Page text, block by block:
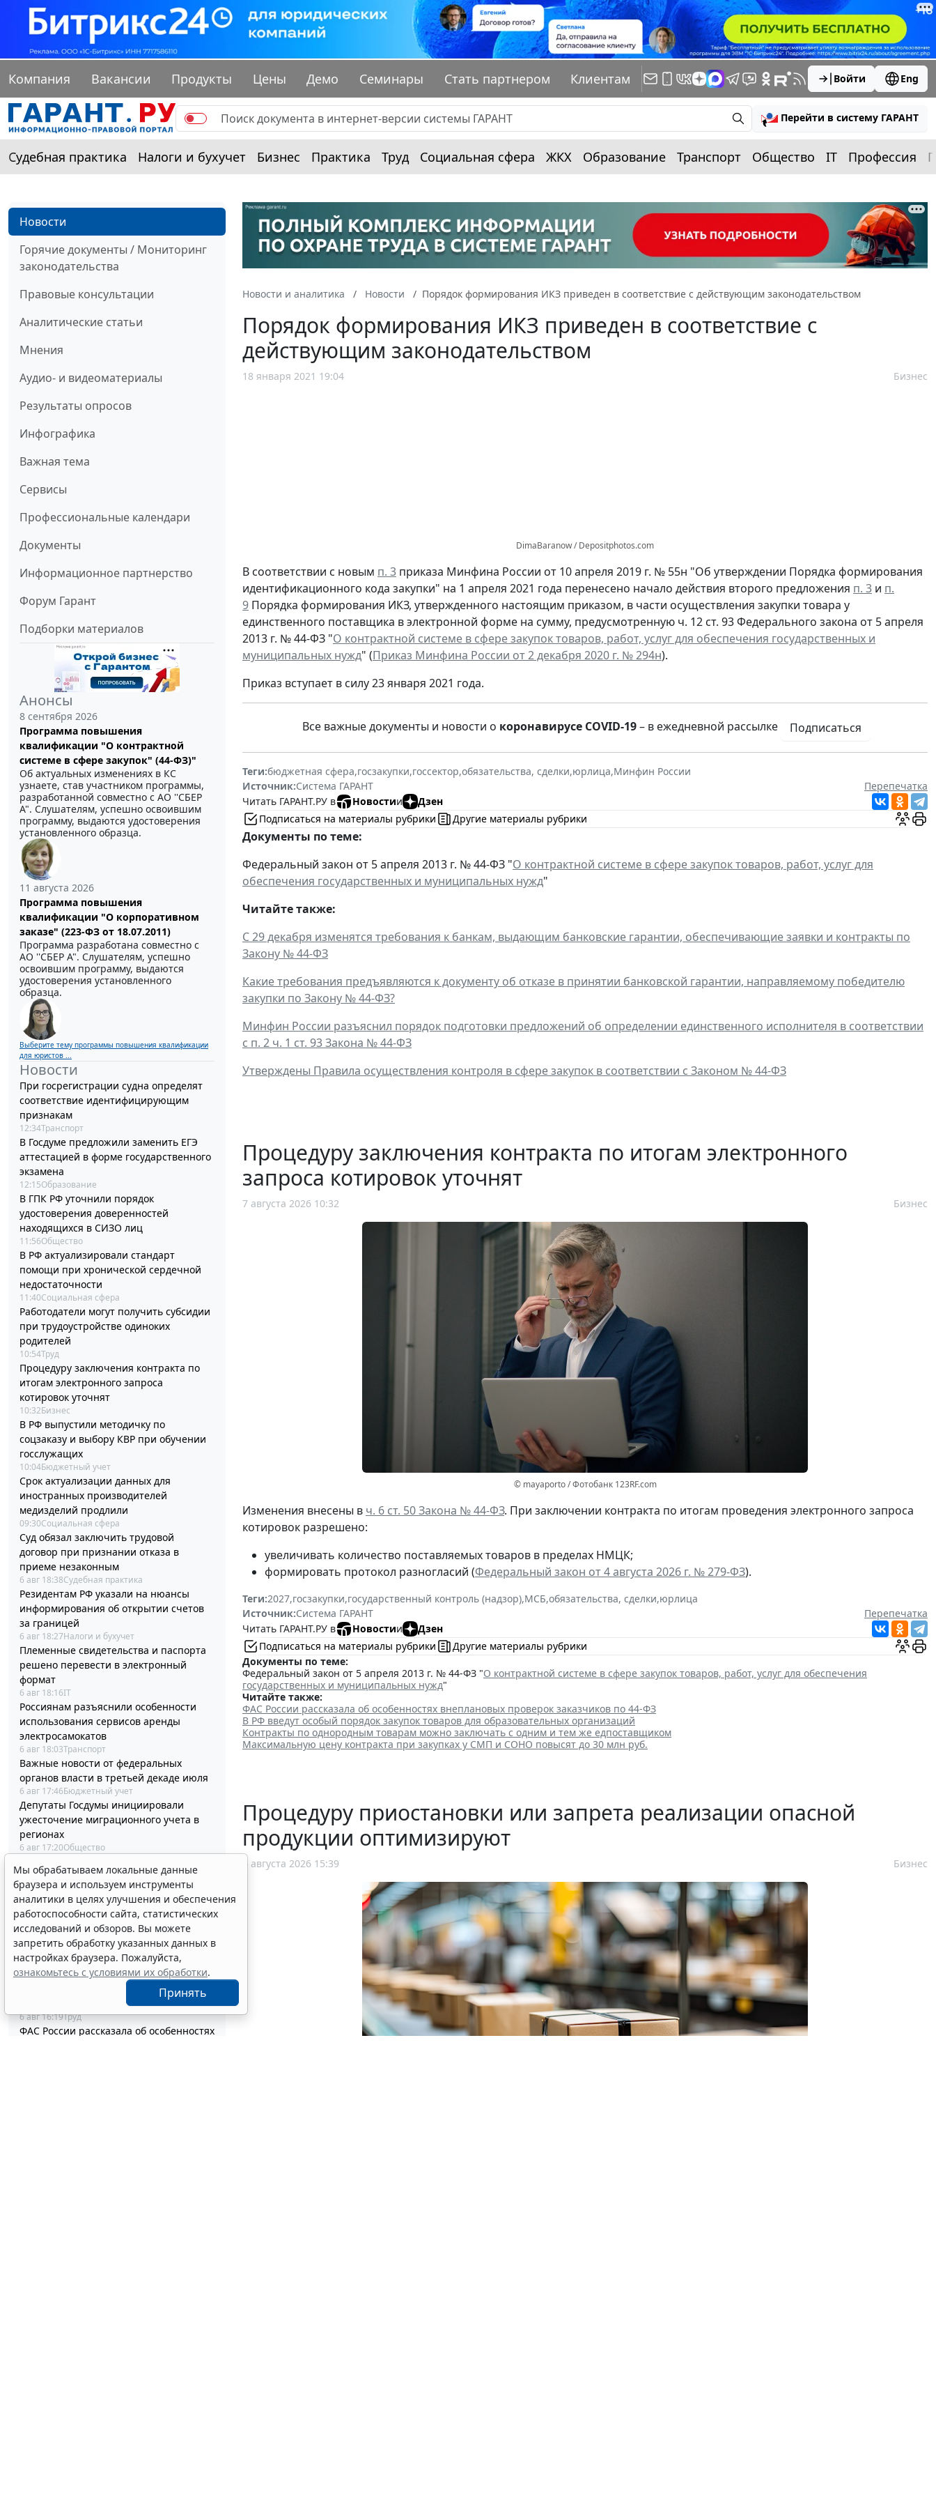
Компания Вакансии Продукты Цены Демо Семинары Стать партнером Клиентам Войти Eng
Перейти в систему ГАРАНТ
Судебная практика Налоги и бухучет Бизнес Практика Труд Социальная сфера ЖКХ Образование Транспорт Общество IT Профессия
Новости
Горячие документы / Мониторинг
законодательства
Правовые консультации
Аналитические статьи
Мнения
Аудио- и видеоматериалы
Результаты опросов
Инфографика
Важная тема
Сервисы
Профессиональные календари
Документы
Информационное партнерство
Форум Гарант
Подборки материалов
Анонсы
8 сентября 2026
Программа повышения
квалификации "О контрактной
системе в сфере закупок" (44-ФЗ)"
Об актуальных изменениях в КС
узнаете, став участником программы,
разработанной совместно с АО ''СБЕР
А". Слушателям, успешно освоившим
программу, выдаются удостоверения
установленного образца.
11 августа 2026
Программа повышения
квалификации "О корпоративном
заказе" (223-ФЗ от 18.07.2011)
Программа разработана совместно с
АО ''СБЕР А". Слушателям, успешно
освоившим программу, выдаются
удостоверения установленного
образца.
Выберите тему программы повышения квалификации
для юристов ...
Новости
При госрегистрации судна определят
соответствие идентифицирующим
признакам
12:34Транспорт
В Госдуме предложили заменить ЕГЭ
аттестацией в форме государственного
экзамена
12:15Образование
В ГПК РФ уточнили порядок
удостоверения доверенностей
находящихся в СИЗО лиц
11:56Общество
В РФ актуализировали стандарт
помощи при хронической сердечной
недостаточности
11:40Социальная сфера
Работодатели могут получить субсидии
при трудоустройстве одиноких
родителей
10:54Труд
Процедуру заключения контракта по
итогам электронного запроса
котировок уточнят
10:32Бизнес
В РФ выпустили методичку по
соцзаказу и выбору КВР при обучении
госслужащих
10:04Бюджетный учет
Срок актуализации данных для
иностранных производителей
медизделий продлили
09:30Социальная сфера
Суд обязал заключить трудовой
договор при признании отказа в
приеме незаконным
6 авг 18:38Судебная практика
Резидентам РФ указали на нюансы
информирования об открытии счетов
за границей
6 авг 18:27Налоги и бухучет
Племенные свидетельства и паспорта
решено перевести в электронный
формат
6 авг 18:16IT
Россиянам разъяснили особенности
использования сервисов аренды
электросамокатов
6 авг 18:03Транспорт
Важные новости от федеральных
органов власти в третьей декаде июля
6 авг 17:46Бюджетный учет
Депутаты Госдумы инициировали
ужесточение миграционного учета в
регионах
6 авг 17:20Общество
медпомощи при преждевременном
половом развитии
6 авг 17:02Социальная сфера
Выборочные рубки леса для
строительства рекреационных
объектов запретили
6 авг 16:41Общество
Сервис автоматического
аннулирования патентов за неуплату
6 авг 16:19Труд
ФАС России рассказала об особенностях
Новости и аналитика Новости Порядок формирования ИКЗ приведен в соответствие с действующим законодательством
Порядок формирования ИКЗ приведен в соответствие с
действующим законодательством
18 января 2021 19:04 Бизнес
DimaBaranow / Depositphotos.com
В соответствии с новым п. 3 приказа Минфина России от 10 апреля 2019 г. № 55н "Об утверждении Порядка формирования
идентификационного кода закупки" на 1 апреля 2021 года перенесено начало действия второго предложения п. 3 и п.
9 Порядка формирования ИКЗ, утвержденного настоящим приказом, в части осуществления закупки товара у
единственного поставщика в электронной форме на сумму, предусмотренную ч. 12 ст. 93 Федерального закона от 5 апреля
2013 г. № 44-ФЗ "О контрактной системе в сфере закупок товаров, работ, услуг для обеспечения государственных и
муниципальных нужд" (Приказ Минфина России от 2 декабря 2020 г. № 294н).
Приказ вступает в силу 23 января 2021 года.
Все важные документы и новости о коронавирусе COVID-19– в ежедневной рассылке Подписаться
Теги:бюджетная сфера,госзакупки,госсектор,обязательства, сделки,юрлица,Минфин России
Источник:Система ГАРАНТ
Перепечатка
Читать ГАРАНТ.РУ в
Новостии
Дзен
Подписаться на материалы рубрики
Другие материалы рубрики
Документы по теме:
Федеральный закон от 5 апреля 2013 г. № 44-ФЗ "О контрактной системе в сфере закупок товаров, работ, услуг для
обеспечения государственных и муниципальных нужд"
Читайте также:
С 29 декабря изменятся требования к банкам, выдающим банковские гарантии, обеспечивающие заявки и контракты по
Закону № 44-ФЗ
Какие требования предъявляются к документу об отказе в принятии банковской гарантии, направляемому победителю
закупки по Закону № 44-ФЗ?
Минфин России разъяснил порядок подготовки предложений об определении единственного исполнителя в соответствии
с п. 2 ч. 1 ст. 93 Закона № 44-ФЗ
Утверждены Правила осуществления контроля в сфере закупок в соответствии с Законом № 44-ФЗ
Процедуру заключения контракта по итогам электронного
запроса котировок уточнят
7 августа 2026 10:32 Бизнес
© mayaporto / Фотобанк 123RF.com
Изменения внесены в ч. 6 ст. 50 Закона № 44-ФЗ. При заключении контракта по итогам проведения электронного запроса
котировок разрешено:
увеличивать количество поставляемых товаров в пределах НМЦК;
формировать протокол разногласий (Федеральный закон от 4 августа 2026 г. № 279-ФЗ).
Теги:2027,госзакупки,государственный контроль (надзор),МСБ,обязательства, сделки,юрлица
Источник:Система ГАРАНТ
Перепечатка
Читать ГАРАНТ.РУ в
Новостии
Дзен
Подписаться на материалы рубрики
Другие материалы рубрики
Документы по теме:
Федеральный закон от 5 апреля 2013 г. № 44-ФЗ "О контрактной системе в сфере закупок товаров, работ, услуг для обеспечения
государственных и муниципальных нужд"
Читайте также:
ФАС России рассказала об особенностях внеплановых проверок заказчиков по 44-ФЗ
В РФ введут особый порядок закупок товаров для образовательных организаций
Контракты по однородным товарам можно заключать с одним и тем же едпоставщиком
Максимальную цену контракта при закупках у СМП и СОНО повысят до 30 млн руб.
Процедуру приостановки или запрета реализации опасной
продукции оптимизируют
6 августа 2026 15:39 Бизнес
Мы обрабатываем локальные данные
браузера и используем инструменты
аналитики в целях улучшения и обеспечения
работоспособности сайта, статистических
исследований и обзоров. Вы можете
запретить обработку указанных данных в
настройках браузера. Пожалуйста,
ознакомьтесь с условиями их обработки.
Принять